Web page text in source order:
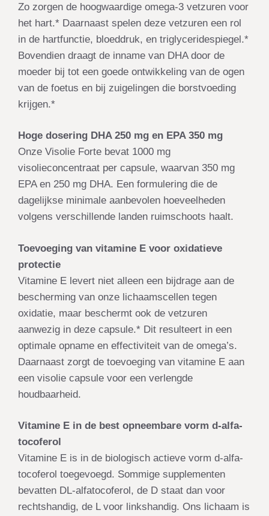
Zo zorgen de hoogwaardige omega-3 vetzuren voor
het hart.* Daarnaast spelen deze vetzuren een rol
in de hartfunctie, bloeddruk, en triglyceridespiegel.*
Bovendien draagt de inname van DHA door de
moeder bij tot een goede ontwikkeling van de ogen
van de foetus en bij zuigelingen die borstvoeding
krijgen.*
Hoge dosering DHA 250 mg en EPA 350 mg
Onze Visolie Forte bevat 1000 mg
visolieconcentraat per capsule, waarvan 350 mg
EPA en 250 mg DHA. Een formulering die de
dagelijkse minimale aanbevolen hoeveelheden
volgens verschillende landen ruimschoots haalt.
Toevoeging van vitamine E voor oxidatieve
protectie
Vitamine E levert niet alleen een bijdrage aan de
bescherming van onze lichaamscellen tegen
oxidatie, maar beschermt ook de vetzuren
aanwezig in deze capsule.* Dit resulteert in een
optimale opname en effectiviteit van de omega’s.
Daarnaast zorgt de toevoeging van vitamine E aan
een visolie capsule voor een verlengde
houdbaarheid.
Vitamine E in de best opneembare vorm d-alfa-
tocoferol
Vitamine E is in de biologisch actieve vorm d-alfa-
tocoferol toegevoegd. Sommige supplementen
bevatten DL-alfatocoferol, de D staat dan voor
rechtshandig, de L voor linkshandig. Ons lichaam is